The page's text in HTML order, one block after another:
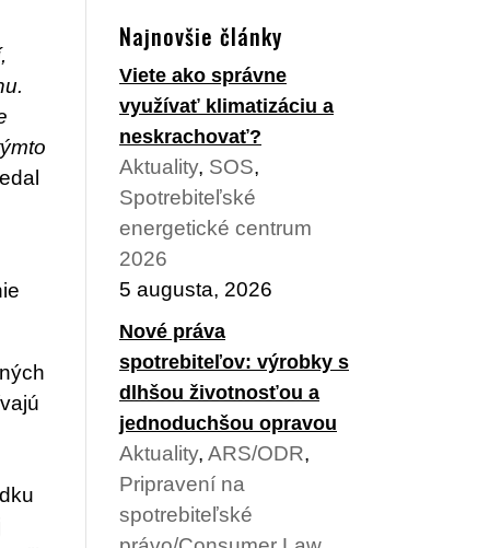
Najnovšie články
Viete ako správne
využívať klimatizáciu a
neskrachovať?
Aktuality, SOS,
Spotrebiteľské
energetické centrum
2026
5 augusta, 2026
Nové práva
spotrebiteľov: výrobky s
dlhšou životnosťou a
jednoduchšou opravou
Aktuality, ARS/ODR,
Pripravení na
spotrebiteľské